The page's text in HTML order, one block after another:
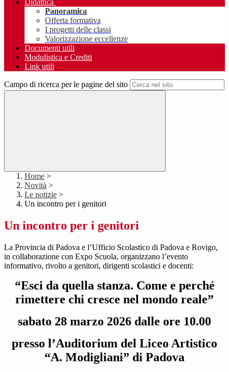
Didattica
Panoramica
Offerta formativa
I progetti delle classi
Valorizzazione eccellenze
Documenti utili
Modulistica e Crediti
Link utili
Campo di ricerca per le pagine del sito
Home >
Novità >
Le notizie >
Un incontro per i genitori
Un incontro per i genitori
La Provincia di Padova e l’Ufficio Scolastico di Padova e Rovigo,
in collaborazione con Expo Scuola, organizzano l’evento
informativo, rivolto a genitori, dirigenti scolastici e docenti:
“Esci da quella stanza. Come e perché
rimettere chi cresce nel mondo reale”
sabato 28 marzo 2026 dalle ore 10.00
presso l’Auditorium del Liceo Artistico
“A. Modigliani” di Padova